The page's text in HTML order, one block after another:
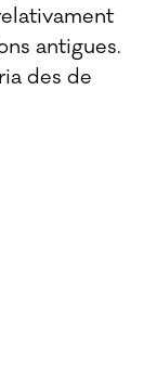
antigues.
des de